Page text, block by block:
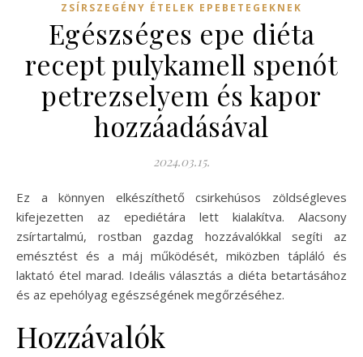
ZSÍRSZEGÉNY ÉTELEK EPEBETEGEKNEK
Egészséges epe diéta
recept pulykamell spenót
petrezselyem és kapor
hozzáadásával
2024.03.15.
Ez a könnyen elkészíthető csirkehúsos zöldségleves
kifejezetten az epediétára lett kialakítva. Alacsony
zsírtartalmú, rostban gazdag hozzávalókkal segíti az
emésztést és a máj működését, miközben tápláló és
laktató étel marad. Ideális választás a diéta betartásához
és az epehólyag egészségének megőrzéséhez.
Hozzávalók